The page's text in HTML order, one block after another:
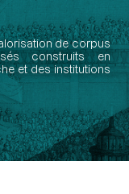
de corpus
construits en
et des institutions